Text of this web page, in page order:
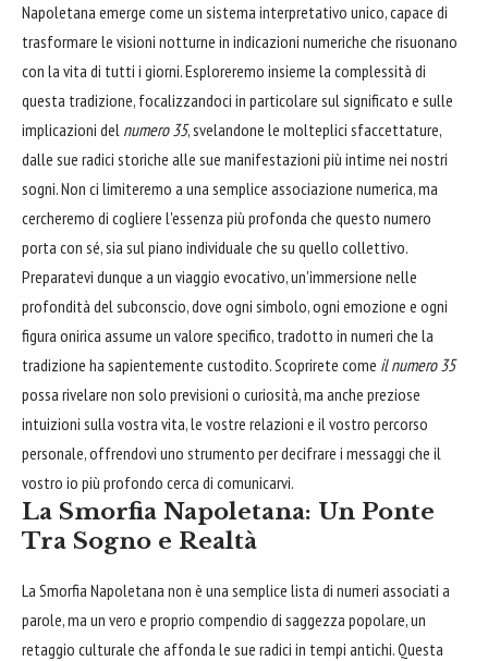
Napoletana emerge come un sistema interpretativo unico, capace di
trasformare le visioni notturne in indicazioni numeriche che risuonano
con la vita di tutti i giorni. Esploreremo insieme la complessità di
questa tradizione, focalizzandoci in particolare sul significato e sulle
implicazioni del numero 35, svelandone le molteplici sfaccettature,
dalle sue radici storiche alle sue manifestazioni più intime nei nostri
sogni. Non ci limiteremo a una semplice associazione numerica, ma
cercheremo di cogliere l'essenza più profonda che questo numero
porta con sé, sia sul piano individuale che su quello collettivo.
Preparatevi dunque a un viaggio evocativo, un'immersione nelle
profondità del subconscio, dove ogni simbolo, ogni emozione e ogni
figura onirica assume un valore specifico, tradotto in numeri che la
tradizione ha sapientemente custodito. Scoprirete come il numero 35
possa rivelare non solo previsioni o curiosità, ma anche preziose
intuizioni sulla vostra vita, le vostre relazioni e il vostro percorso
personale, offrendovi uno strumento per decifrare i messaggi che il
vostro io più profondo cerca di comunicarvi.
La Smorfia Napoletana: Un Ponte
Tra Sogno e Realtà
La Smorfia Napoletana non è una semplice lista di numeri associati a
parole, ma un vero e proprio compendio di saggezza popolare, un
retaggio culturale che affonda le sue radici in tempi antichi. Questa